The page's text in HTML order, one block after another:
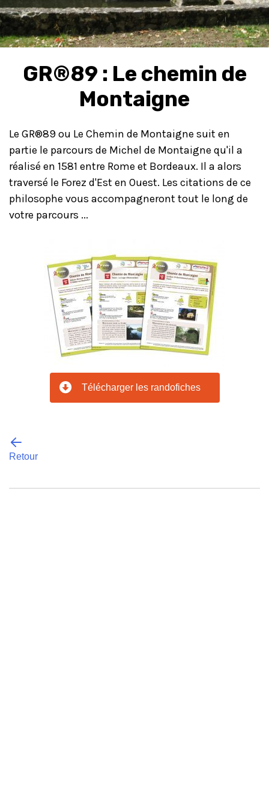
GR®89 : Le chemin de
Montaigne
Le GR®89 ou Le Chemin de Montaigne suit en
partie le parcours de Michel de Montaigne qu'il a
réalisé en 1581 entre Rome et Bordeaux. Il a alors
traversé le Forez d'Est en Ouest. Les citations de ce
philosophe vous accompagneront tout le long de
votre parcours ...
Télécharger les randofiches
Retour